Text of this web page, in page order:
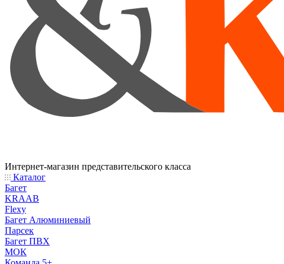
Интернет-магазин представительского класса
Каталог
Багет
KRAAB
Flexy
Багет Алюминиевый
Парсек
Багет ПВХ
МОК